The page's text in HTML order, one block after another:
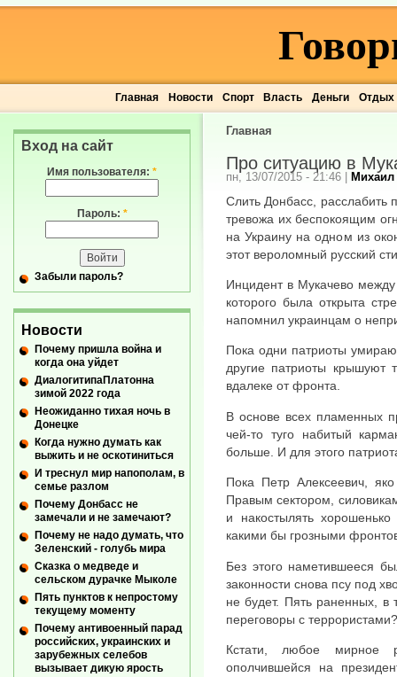
Главная Новости Спорт Власть Деньги Отдых
Главная
Про ситуацию в
пн, 13/07/2015 - 21:46 |
Слить Донбасс, расслабить
тревожа их беспокоящим
на Украину на одном из
этот вероломный русский
Инцидент в Мукачево
которого была открыта
напомнил украинцам о
Пока одни патриоты
другие патриоты крышуют
вдалеке от фронта.
В основе всех пламенных
чей-то туго набитый
больше. И для этого
Пока Петр Алексеевич,
Правым сектором,
и накостылять
какими бы грозными
Без этого наметившееся
законности снова псу под
не будет. Пять раненных, в
переговоры с
Кстати, любое мирное
ополчившейся на
Вход на сайт
Имя пользователя: *
Пароль: *
Забыли пароль?
Новости
Почему пришла война и
когда она уйдет
ДиалогитипаПлатонна
зимой 2022 года
Неожиданно тихая ночь в
Донецке
Когда нужно думать как
выжить и не оскотиниться
И треснул мир напополам, в
семье разлом
Почему Донбасс не
замечали и не замечают?
Почему не надо думать, что
Зеленский - голубь мира
Сказка о медведе и
сельском дурачке Мыколе
Пять пунктов к непростому
текущему моменту
Почему антивоенный парад
российских, украинских и
зарубежных селебов
вызывает дикую ярость